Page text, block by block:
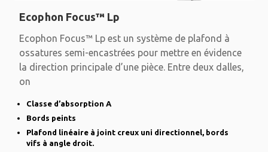
Ecophon Focus™ Lp
Ecophon Focus™ Lp est un système de plafond à
ossatures semi-encastrées pour mettre en évidence
la direction principale d’une pièce. Entre deux dalles,
on
Classe d’absorption A
Bords peints
Plafond linéaire à joint creux uni directionnel, bords
vifs à angle droit.